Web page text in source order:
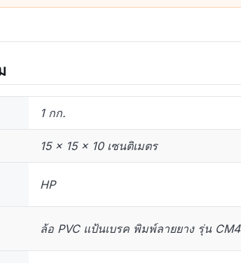
1 กก.
15 × 15 × 10 เซนติเมตร
HP
ล้อ PVC แป้นเบรค พิมพ์ลายยาง รุ่น CM4